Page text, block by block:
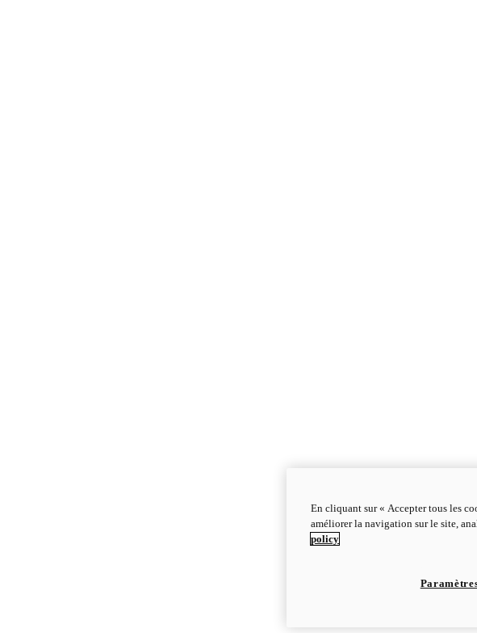
En cliquant sur « Accepter tous les
améliorer la navigation sur le site,
policy